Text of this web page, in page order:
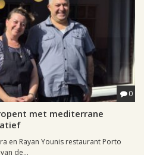
0
met mediterrane
en Rayan Younis restaurant Porto
de...